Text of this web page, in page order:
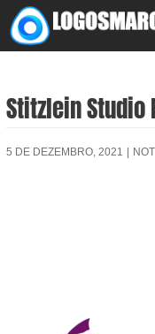
Skip
to
Stitzlein Studio
5 DE DEZEMBRO, 2021